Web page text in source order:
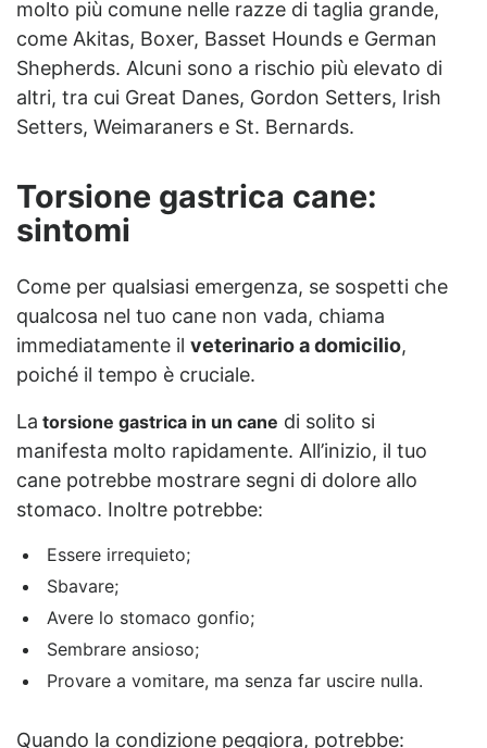
molto più comune nelle razze di taglia grande,
come Akitas, Boxer, Basset Hounds e German
Shepherds. Alcuni sono a rischio più elevato di
altri, tra cui Great Danes, Gordon Setters, Irish
Setters, Weimaraners e St. Bernards.
Torsione gastrica cane:
sintomi
Come per qualsiasi emergenza, se sospetti che
qualcosa nel tuo cane non vada, chiama
immediatamente il veterinario a domicilio,
poiché il tempo è cruciale.
La torsione gastrica in un cane di solito si
manifesta molto rapidamente. All’inizio, il tuo
cane potrebbe mostrare segni di dolore allo
stomaco. Inoltre potrebbe:
Essere irrequieto;
Sbavare;
Avere lo stomaco gonfio;
Sembrare ansioso;
Provare a vomitare, ma senza far uscire nulla.
Quando la condizione peggiora, potrebbe: